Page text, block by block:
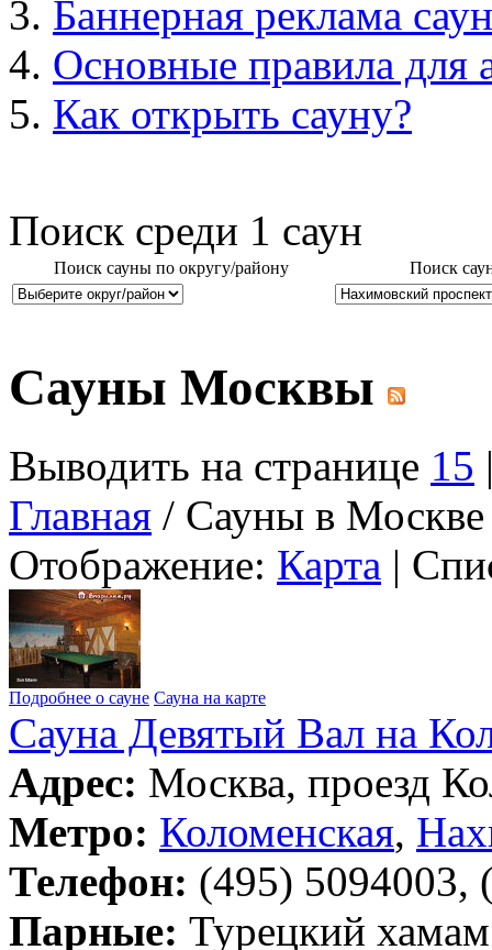
Баннерная реклама
Основные правила для
Как открыть сауну?
Поиск среди 1 саун
Поиск сауны по округу/району Поиск
Сауны Москвы
Выводить на странице 15
Главная / Сауны в Москве
Отображение: Карта |
Подробнее о сауне Сауна на карте
Сауна Девятый Вал на
Адрес: Москва, проезд
Метро: Коломенская,
Телефон: (495) 5094003,
Парные: Турецкий